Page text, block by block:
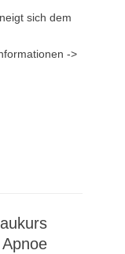
sich dem
->